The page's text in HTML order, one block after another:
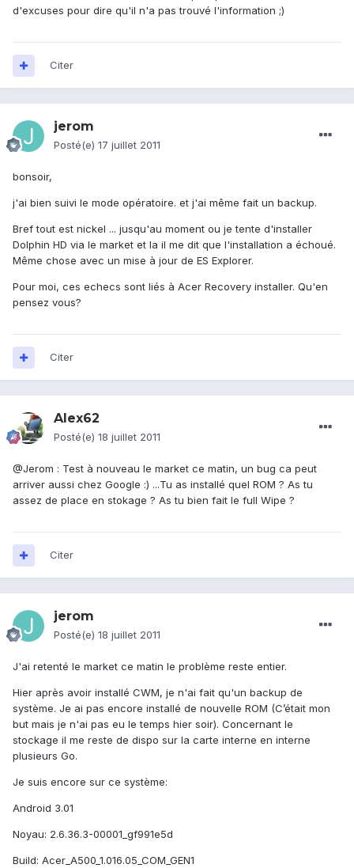
d'excuses pour dire qu'il n'a pas trouvé l'information ;)
Citer
jerom
Posté(e) 17 juillet 2011
bonsoir,
j'ai bien suivi le mode opératoire. et j'ai même fait un backup.
Bref tout est nickel ... jusqu'au moment ou je tente d'installer
Dolphin HD via le market et la il me dit que l'installation a échoué.
Même chose avec un mise à jour de ES Explorer.
Pour moi, ces echecs sont liés à Acer Recovery installer. Qu'en
pensez vous?
Citer
Alex62
Posté(e) 18 juillet 2011
@Jerom : Test à nouveau le market ce matin, un bug ca peut
arriver aussi chez Google :) ...Tu as installé quel ROM ? As tu
assez de place en stokage ? As tu bien fait le full Wipe ?
Citer
jerom
Posté(e) 18 juillet 2011
J'ai retenté le market ce matin le problème reste entier.
Hier après avoir installé CWM, je n'ai fait qu'un backup de
système. Je ai pas encore installé de nouvelle ROM (C’était mon
but mais je n'ai pas eu le temps hier soir). Concernant le
stockage il me reste de dispo sur la carte interne en interne
plusieurs Go.
Je suis encore sur ce système:
Android 3.01
Noyau: 2.6.36.3-00001_gf991e5d
Build: Acer_A500_1.016.05_COM_GEN1